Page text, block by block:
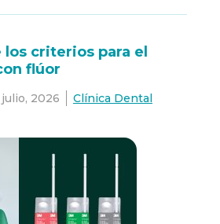
criterios para el
flúor
2026 Clínica Dental